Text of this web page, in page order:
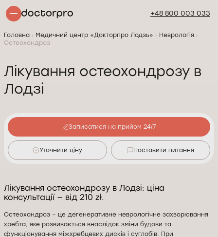
+48 800 003 033
Головна Медичний центр «Докторпро Лодзь»
Неврологія
Остеохондроз
Лікування остеохондрозу в
Лодзі
Записатися на прийом 24/7
Уточнити ціну Поставити питання
Лікування остеохондрозу в Лодзі: ціна
консультації — від 210 zł.
Остеохондроз – це дегенеративне неврологічне захворювання
хребта, яке розвивається внаслідок зміни будови та
функціонування міжхребцевих дисків і суглобів. При